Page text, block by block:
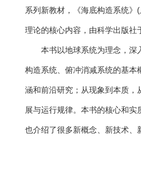
系列新教材，《海底构造系统》
理论的核心内容，由科学出版社
本书以地球系统为理念，深
构造系统、俯冲消减系统的基本
涵和前沿研究；从现象到本质，
展与运行规律。本书的核心和
也介绍了很多新概念、新技术、